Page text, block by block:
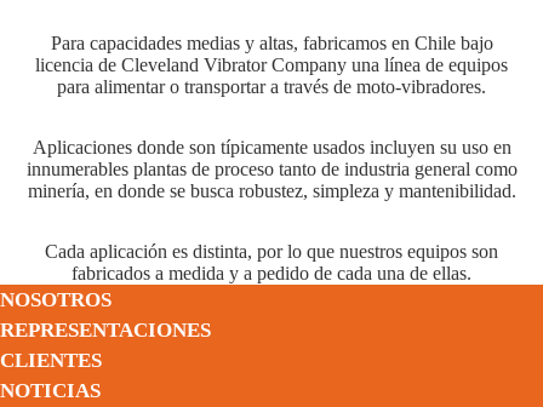
Para capacidades medias y altas, fabricamos en Chile bajo
licencia de Cleveland Vibrator Company una línea de equipos
para alimentar o transportar a través de moto-vibradores.
Aplicaciones donde son típicamente usados incluyen su uso en
innumerables plantas de proceso tanto de industria general como
minería, en donde se busca robustez, simpleza y mantenibilidad.
Cada aplicación es distinta, por lo que nuestros equipos son
fabricados a medida y a pedido de cada una de ellas.
NOSOTROS
REPRESENTACIONES
CLIENTES
NOTICIAS